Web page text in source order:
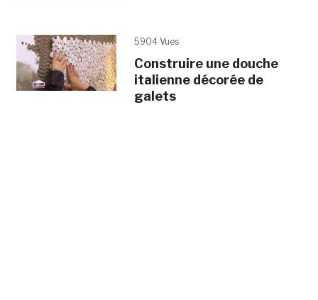
5904 Vues
Construire une douche
italienne décorée de
galets